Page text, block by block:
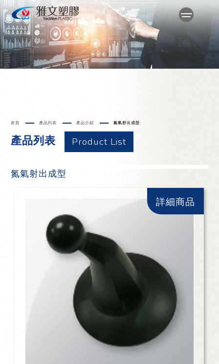
首頁 產品列表 產品介紹 氮氣射出成型
產品列表 Product List
氮氣射出成型
詳細商品